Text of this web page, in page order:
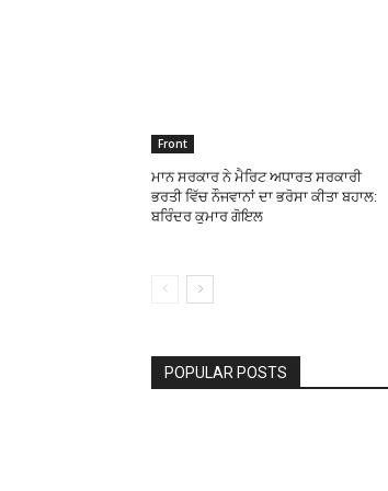
Front
ਮਾਨ ਸਰਕਾਰ ਨੇ ਮੈਰਿਟ ਅਧਾਰਤ ਸਰਕਾਰੀ
ਭਰਤੀ ਵਿੱਚ ਨੌਜਵਾਨਾਂ ਦਾ ਭਰੋਸਾ ਕੀਤਾ ਬਹਾਲ:
ਬਰਿੰਦਰ ਕੁਮਾਰ ਗੋਇਲ
POPULAR POSTS